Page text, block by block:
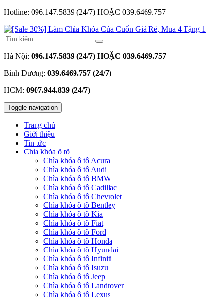
Hotline: 096.147.5839 (24/7) HOẶC 039.6469.757
Hà Nội: 096.147.5839 (24/7) HOẶC 039.6469.757
Bình Dương: 039.6469.757 (24/7)
HCM: 0907.944.839 (24/7)
Toggle navigation
Trang chủ
Giới thiệu
Tin tức
Chìa khóa ô tô
Chìa khóa ô tô Acura
Chìa khóa ô tô Audi
Chìa khóa ô tô BMW
Chìa khóa ô tô Cadillac
Chìa khóa ô tô Chevrolet
Chìa khóa ô tô Bentley
Chìa khóa ô tô Kia
Chìa khóa ô tô Fiat
Chìa khóa ô tô Ford
Chìa khóa ô tô Honda
Chìa khóa ô tô Hyundai
Chìa khóa ô tô Infiniti
Chìa khóa ô tô Isuzu
Chìa khóa ô tô Jeep
Chìa khóa ô tô Landrover
Chìa khóa ô tô Lexus